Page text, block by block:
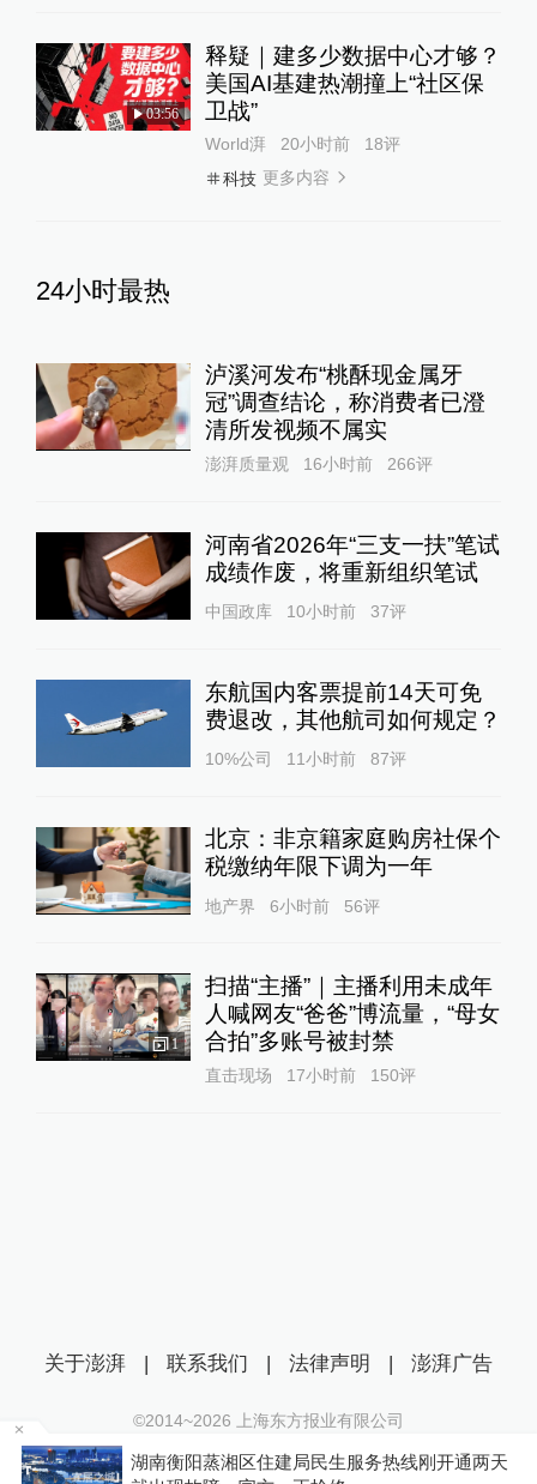
03:56
释疑｜建多少数据中心才够？
美国AI基建热潮撞上“社区保
卫战”
World湃 20小时前 18评
科技 更多内容
24小时最热
泸溪河发布“桃酥现金属牙
冠”调查结论，称消费者已澄
清所发视频不属实
澎湃质量观 16小时前 266评
河南省2026年“三支一扶”笔试
成绩作废，将重新组织笔试
中国政库 10小时前 37评
东航国内客票提前14天可免
费退改，其他航司如何规定？
10%公司 11小时前 87评
北京：非京籍家庭购房社保个
税缴纳年限下调为一年
地产界 6小时前 56评
1
扫描“主播”｜主播利用未成年
人喊网友“爸爸”博流量，“母女
合拍”多账号被封禁
直击现场 17小时前 150评
湖南衡阳蒸湘区住建局民生服务热线刚开通两天
关于澎湃 | 联系我们 | 法律声明 | 澎湃广告
©2014~2026 上海东方报业有限公司
沪ICP证：沪B2-20170116 | 沪ICP备14003370号